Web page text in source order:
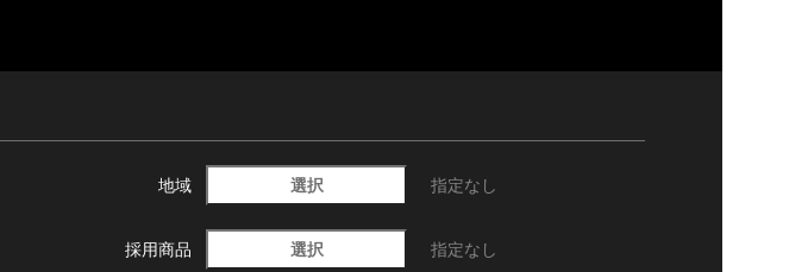
地域 選択 指定なし
採用商品 選択 指定なし